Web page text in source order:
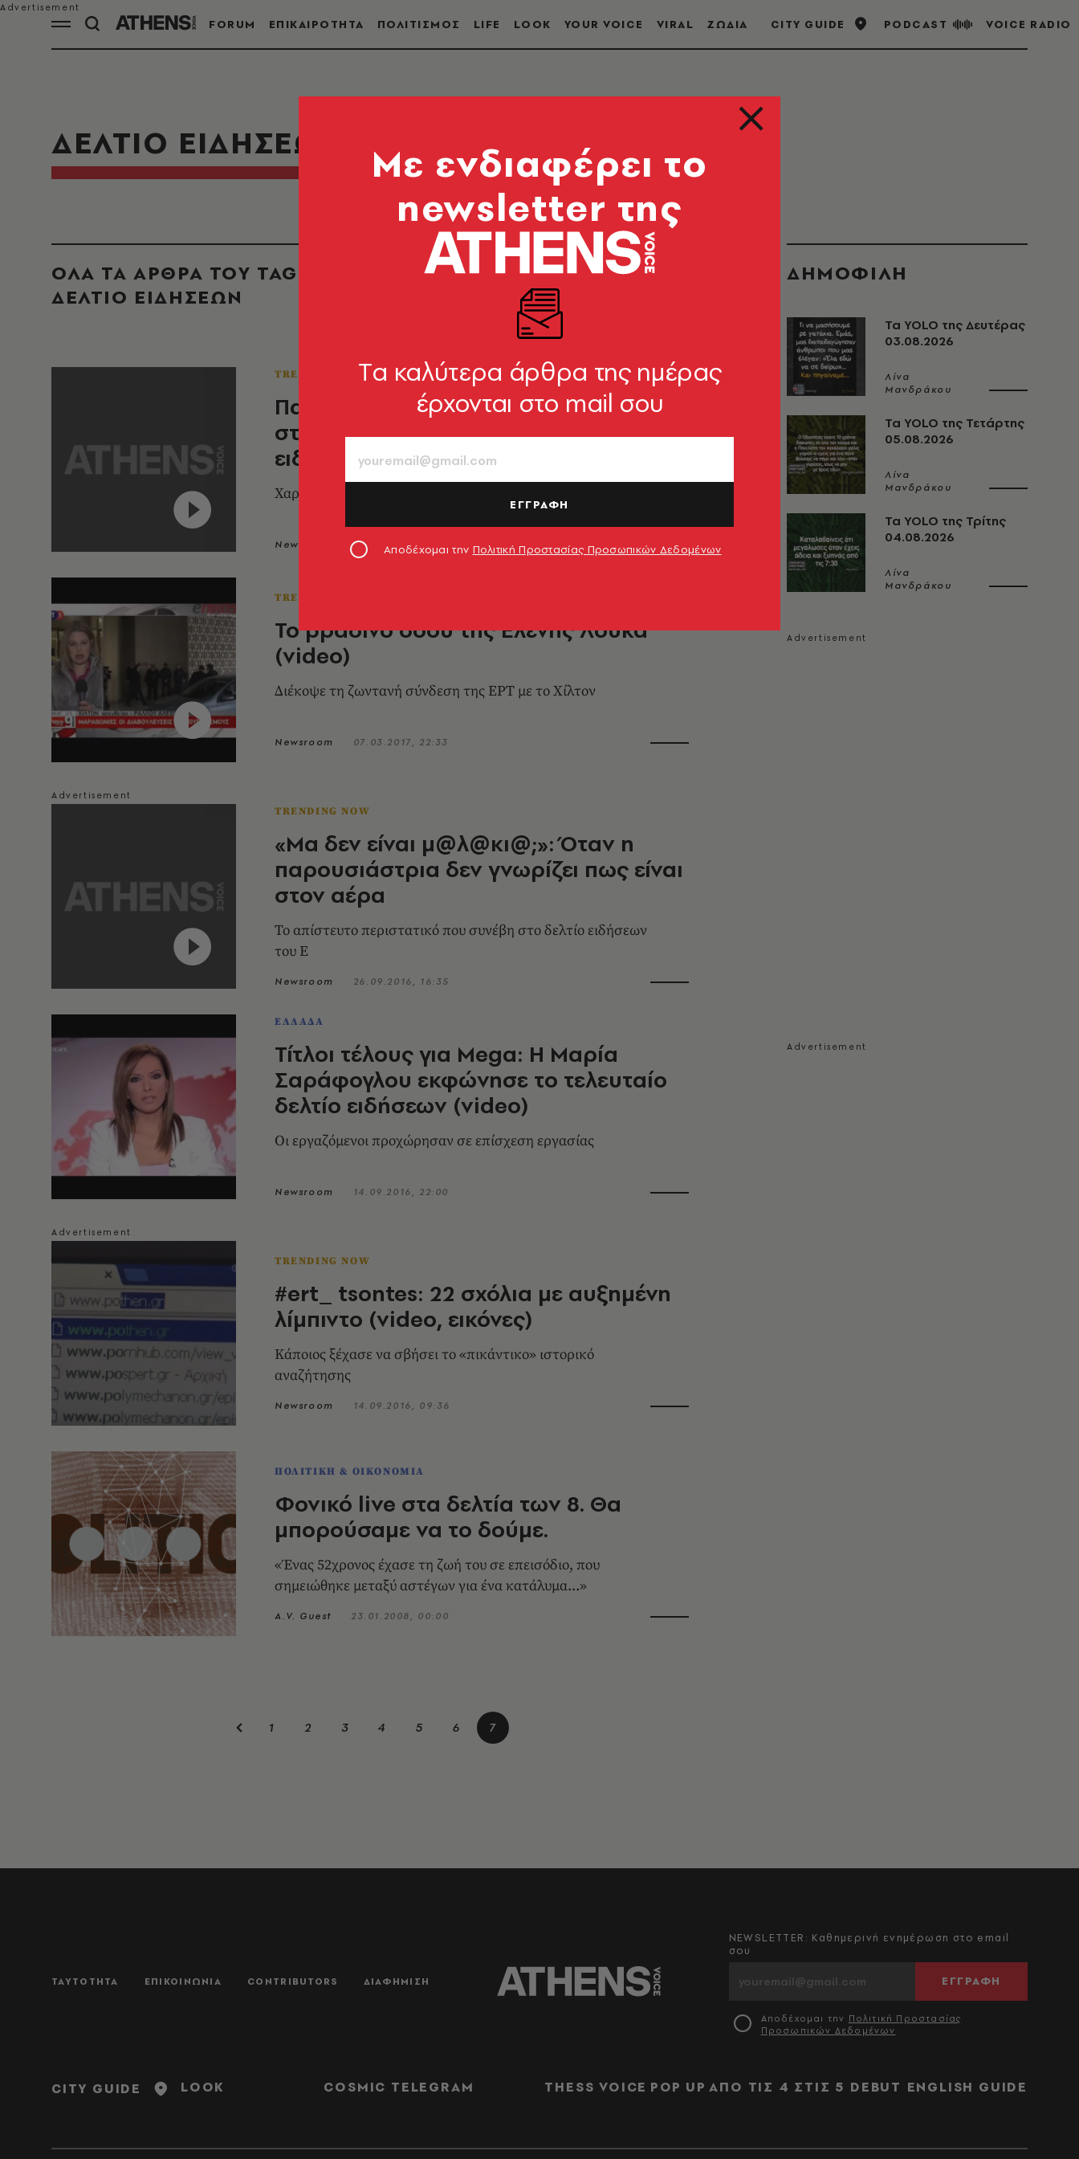
FORUM ΕΠΙΚΑΙΡΟΤΗΤΑ ΠΟΛΙΤΙΣΜΟΣ LIFE LOOK YOUR VOICE VIRAL ΖΩΔΙΑ CITY GUIDE PODCAST VOICE RADIO
ΔΕΛΤΙΟ ΕΙΔΗΣΕΩΝ
ΟΛΑ ΤΑ ΑΡΘΡΑ ΤΟΥ TAG
ΔΕΛΤΙΟ ΕΙΔΗΣΕΩΝ
TRENDING NOW
Παρουσιαστής του BBC έπιασε το
στήθος περαστικής στο δελτίο
ειδήσεων (video)
Χαρακτήρισε την κίνηση του «εντελώς ακούσια»
Newsroom 17.05.2017, 13:15
TRENDING NOW
Το βραδινό σόου της Ελένης Λουκά
(video)
Διέκοψε τη ζωντανή σύνδεση της ΕΡΤ με το Χίλτον
Newsroom 07.03.2017, 22:33
TRENDING NOW
«Μα δεν είναι μ@λ@κι@;»: Όταν η
παρουσιάστρια δεν γνωρίζει πως είναι
στον αέρα
Το απίστευτο περιστατικό που συνέβη στο δελτίο ειδήσεων
του Ε
Newsroom 26.09.2016, 16:35
ΕΛΛΑΔΑ
Τίτλοι τέλους για Mega: Η Μαρία
Σαράφογλου εκφώνησε το τελευταίο
δελτίο ειδήσεων (video)
Οι εργαζόμενοι προχώρησαν σε επίσχεση εργασίας
Newsroom 14.09.2016, 22:00
TRENDING NOW
#ert_ tsontes: 22 σχόλια με αυξημένη
λίμπιντο (video, εικόνες)
Κάποιος ξέχασε να σβήσει το «πικάντικο» ιστορικό
αναζήτησης
Newsroom 14.09.2016, 09:36
ΠΟΛΙΤΙΚΗ & ΟΙΚΟΝΟΜΙΑ
Φονικό live στα δελτία των 8. Θα
μπορούσαμε να το δούμε.
«Ένας 52χρονος έχασε τη ζωή του σε επεισόδιο, που
σημειώθηκε μεταξύ αστέγων για ένα κατάλυμα...»
A.V. Guest 23.01.2008, 00:00
1 2 3 4 5 6 7
ΔΗΜΟΦΙΛΗ
Τα YOLO της Δευτέρας
03.08.2026
Λίνα
Μανδράκου
Τα YOLO της Τετάρτης
05.08.2026
Λίνα
Μανδράκου
Τα YOLO της Τρίτης
04.08.2026
Λίνα
Μανδράκου
ΤΑΥΤΟΤΗΤΑ ΕΠΙΚΟΙΝΩΝΙΑ CONTRIBUTORS ΔΙΑΦΗΜΙΣΗ
NEWSLETTER: Καθημερινή ενημέρωση στο email
σου
ΕΓΓΡΑΦΗ
Αποδέχομαι την Πολιτική Προστασίας
Προσωπικών Δεδομένων
CITY GUIDE LOOK COSMIC TELEGRAM THESS VOICE POP UP ΑΠΟ ΤΙΣ 4 ΣΤΙΣ 5 DEBUT ENGLISH GUIDE
Mε ενδιαφέρει το
newsletter της
Tα καλύτερα άρθρα της ημέρας
έρχονται στο mail σου
ΕΓΓΡΑΦΗ
Αποδέχομαι την Πολιτική Προστασίας Προσωπικών Δεδομένων